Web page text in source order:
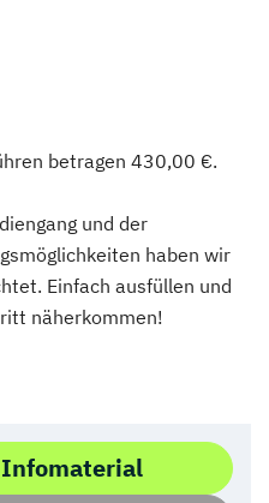
betragen 430,00 €.
und der
haben wir
Einfach ausfüllen und
näherkommen!